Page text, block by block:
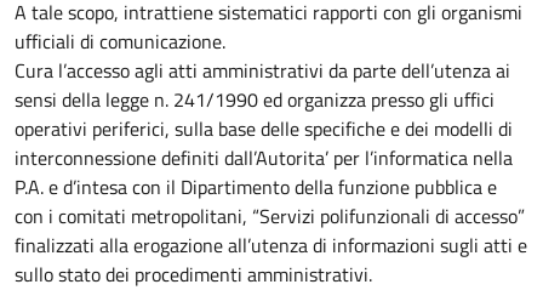
A tale scopo, intrattiene sistematici rapporti con gli organismi
ufficiali di comunicazione.
Cura l’accesso agli atti amministrativi da parte dell’utenza ai
sensi della legge n. 241/1990 ed organizza presso gli uffici
operativi periferici, sulla base delle specifiche e dei modelli di
interconnessione definiti dall’Autorita’ per l’informatica nella
P.A. e d’intesa con il Dipartimento della funzione pubblica e
con i comitati metropolitani, “Servizi polifunzionali di accesso”
finalizzati alla erogazione all’utenza di informazioni sugli atti e
sullo stato dei procedimenti amministrativi.